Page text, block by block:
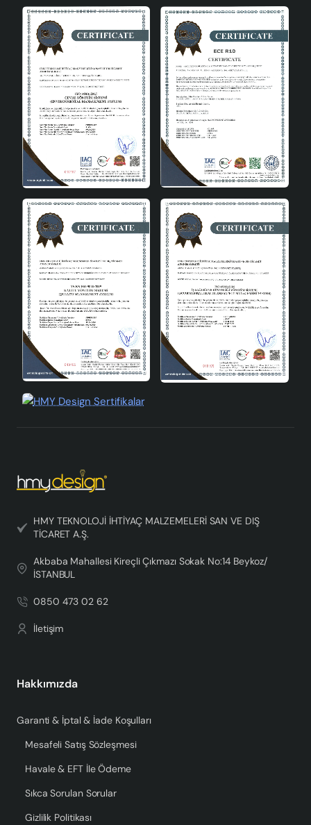
hızlı bir şekilde cevap verir. İster sıcak beyaz, ister soğuk
beyaz ampuller kullanarak, mekanın atmosferini dilediğiniz
gibi şekillendirebilirsiniz.
Neden Pluie Handmade Natural
Avize?
Bu avizeyi seçmek için birçok neden bulunmaktadır:
Estetik tasarım: Zarif ve şık bir tasarıma sahip olan
bu avize, her tür dekorasyon stiline uyum sağlar.
Dayanıklılık: Hasır materyalin sağlamlığı sayesinde,
uzun yıllar boyunca güvenle kullanabilirsiniz.
Kolay kullanım: E27 duy tipi ile, ampul değişimi son
derece kolaydır ve farklı ampullerle kullanılabilir.
Çevre dostu: Doğal materyal kullanımı, çevreye
duyarlı bir seçim yapmanıza olanak tanır.
Pluie Handmade Natural Avize, evinizin her köşesine sıcak
ve zarif bir dokunuş kazandırmak için tasarlanmıştır.
Evinizin atmosferini değiştirmek ve dekorasyonunuza
farklı bir hava katmak istiyorsanız, bu hasır avize modelini
tercih edebilirsiniz. Hem estetik hem de fonksiyonel
özellikleriyle, yaşam alanlarınıza değer katacaktır.
HMY TEKNOLOJİ İHTİYAÇ MALZEMELERİ SAN VE DIŞ
TİCARET A.Ş.
Akbaba Mahallesi Kireçli Çıkmazı Sokak No:14 Beykoz/
İSTANBUL
0850 473 02 62
İletişim
Hakkımızda
Garanti & İptal & İade Koşulları
Mesafeli Satış Sözleşmesi
Havale & EFT İle Ödeme
Sıkca Sorulan Sorular
Gizlilik Politikası